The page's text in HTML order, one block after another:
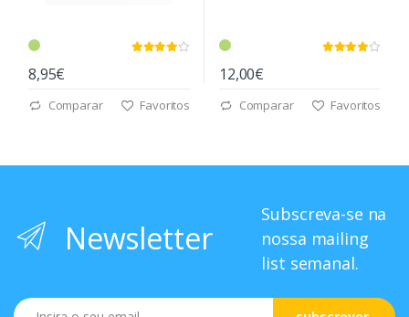
8,95€
Comparar Favoritos
12,00€
Comparar Favoritos
Newsletter
Subscreva-se na
nossa mailing
list semanal.
Email